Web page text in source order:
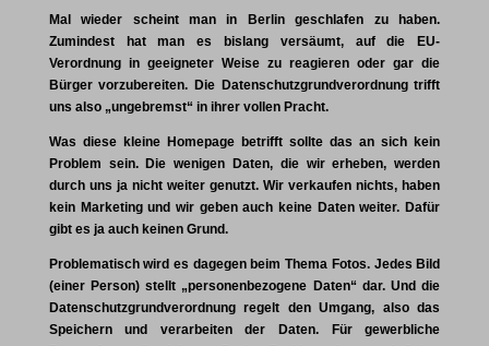
Mal wieder scheint man in Berlin geschlafen zu haben.
Zumindest hat man es bislang versäumt, auf die EU-
Verordnung in geeigneter Weise zu reagieren oder gar die
Bürger vorzubereiten. Die Datenschutzgrundverordnung trifft
uns also „ungebremst“ in ihrer vollen Pracht.
Was diese kleine Homepage betrifft sollte das an sich kein
Problem sein. Die wenigen Daten, die wir erheben, werden
durch uns ja nicht weiter genutzt. Wir verkaufen nichts, haben
kein Marketing und wir geben auch keine Daten weiter. Dafür
gibt es ja auch keinen Grund.
Problematisch wird es dagegen beim Thema Fotos. Jedes Bild
(einer Person) stellt „personenbezogene Daten“ dar. Und die
Datenschutzgrundverordnung regelt den Umgang, also das
Speichern und verarbeiten der Daten. Für gewerbliche